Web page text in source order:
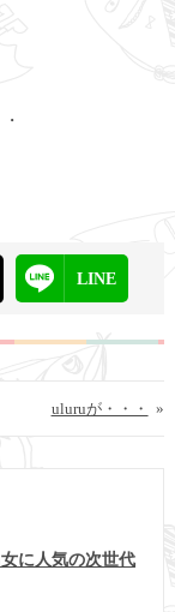
LINE
»
uluruが・・・
に人気の次世代